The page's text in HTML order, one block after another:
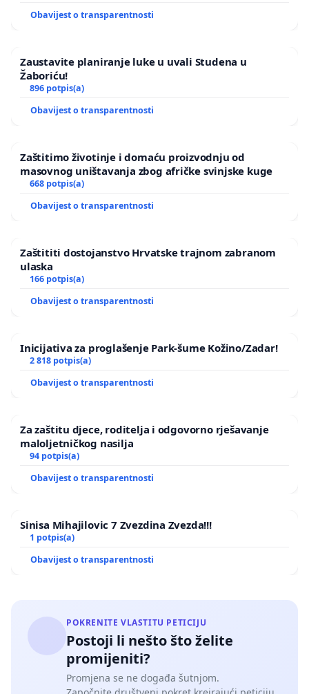
Obavijest o transparentnosti
Zaustavite planiranje luke u uvali Studena u
Žaboriću!
896 potpis(a)
Obavijest o transparentnosti
Zaštitimo životinje i domaću proizvodnju od
masovnog uništavanja zbog afričke svinjske kuge
668 potpis(a)
Obavijest o transparentnosti
Zaštititi dostojanstvo Hrvatske trajnom zabranom
ulaska
166 potpis(a)
Obavijest o transparentnosti
Inicijativa za proglašenje Park-šume Kožino/Zadar!
2 818 potpis(a)
Obavijest o transparentnosti
Za zaštitu djece, roditelja i odgovorno rješavanje
maloljetničkog nasilja
94 potpis(a)
Obavijest o transparentnosti
Sinisa Mihajilovic 7 Zvezdina Zvezda!!!
1 potpis(a)
Obavijest o transparentnosti
POKRENITE VLASTITU PETICIJU
Postoji li nešto što želite
promijeniti?
Promjena se ne događa šutnjom.